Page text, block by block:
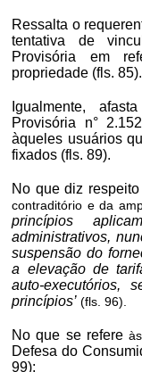
Ressalta o
tentativa de
Provisória em
propriedade (fls. 85).
Igualmente,
Provisória n°
àqueles usuários
fixados (fls. 89).
No que diz
contraditório e da
princípios
administrativos,
suspensão do
a elevação de
auto-executórios,
princípios’ (fls. 96).
No que se refere às
Defesa do
99):